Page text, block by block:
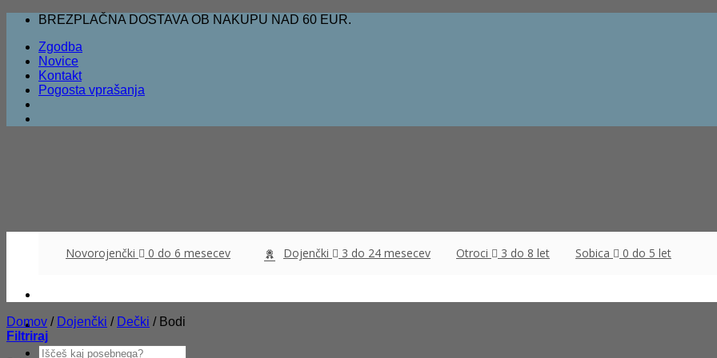
Skoči
vsebino
BREZPLAČNA DOSTAVA OB NAKUPU NAD 60 EUR.
Zgodba
Novice
Kontakt
Pogosta vprašanja
Išči:
Novorojenčki 0 do 6 mesecev Dojenčki 3 do 24 mesecev Otroci 3 do 8 let Sobica 0 do 5 let
Domov / Dojenčki / Dečki /Bodi
Filtriraj